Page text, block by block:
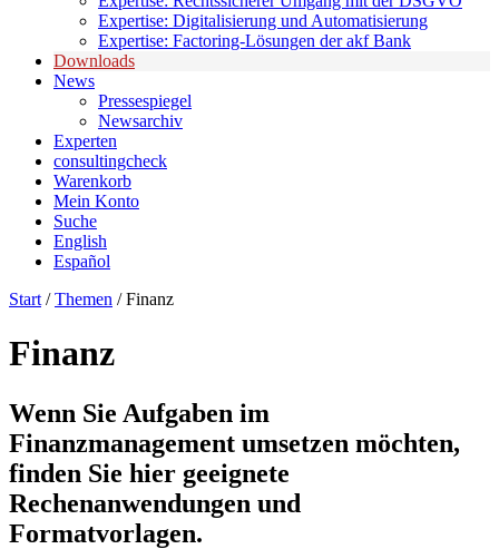
Expertise: Digitalisierung und Automatisierung
Expertise: Factoring-Lösungen der akf Bank
Downloads
News
Pressespiegel
Newsarchiv
Experten
consultingcheck
Warenkorb
Mein Konto
Suche
English
Español
Start /Themen / Finanz
Finanz
Wenn Sie Aufgaben im
Finanzmanagement umsetzen möchten,
finden Sie hier geeignete
Rechenanwendungen und
Formatvorlagen.